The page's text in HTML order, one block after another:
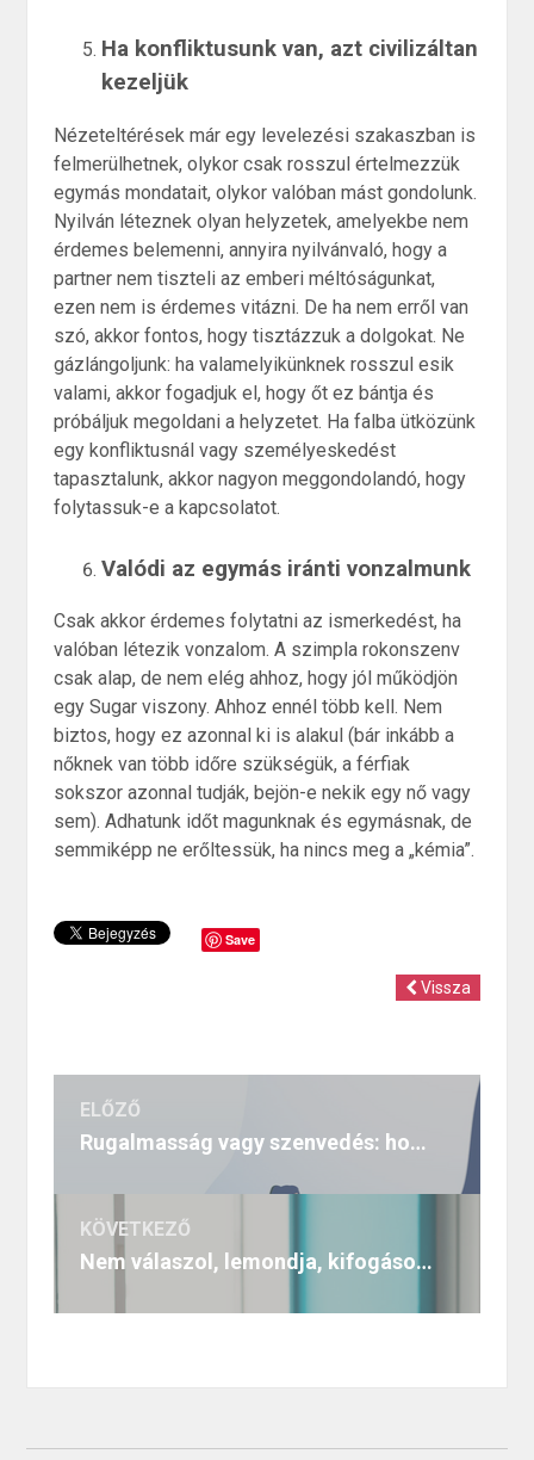
Ha konfliktusunk van, azt civilizáltan
kezeljük
Nézeteltérések már egy levelezési szakaszban is
felmerülhetnek, olykor csak rosszul értelmezzük
egymás mondatait, olykor valóban mást gondolunk.
Nyilván léteznek olyan helyzetek, amelyekbe nem
érdemes belemenni, annyira nyilvánvaló, hogy a
partner nem tiszteli az emberi méltóságunkat,
ezen nem is érdemes vitázni. De ha nem erről van
szó, akkor fontos, hogy tisztázzuk a dolgokat. Ne
gázlángoljunk: ha valamelyikünknek rosszul esik
valami, akkor fogadjuk el, hogy őt ez bántja és
próbáljuk megoldani a helyzetet. Ha falba ütközünk
egy konfliktusnál vagy személyeskedést
tapasztalunk, akkor nagyon meggondolandó, hogy
folytassuk-e a kapcsolatot.
Valódi az egymás iránti vonzalmunk
Csak akkor érdemes folytatni az ismerkedést, ha
valóban létezik vonzalom. A szimpla rokonszenv
csak alap, de nem elég ahhoz, hogy jól működjön
egy Sugar viszony. Ahhoz ennél több kell. Nem
biztos, hogy ez azonnal ki is alakul (bár inkább a
nőknek van több időre szükségük, a férfiak
sokszor azonnal tudják, bejön-e nekik egy nő vagy
sem). Adhatunk időt magunknak és egymásnak, de
semmiképp ne erőltessük, ha nincs meg a „kémia”.
Save
Vissza
ELŐZŐ
Rugalmasság vagy szenvedés: hogyan birkózzunk meg a változásokkal Sugar Babyként?
KÖVETKEZŐ
Nem válaszol, lemondja, kifogásokat keres…